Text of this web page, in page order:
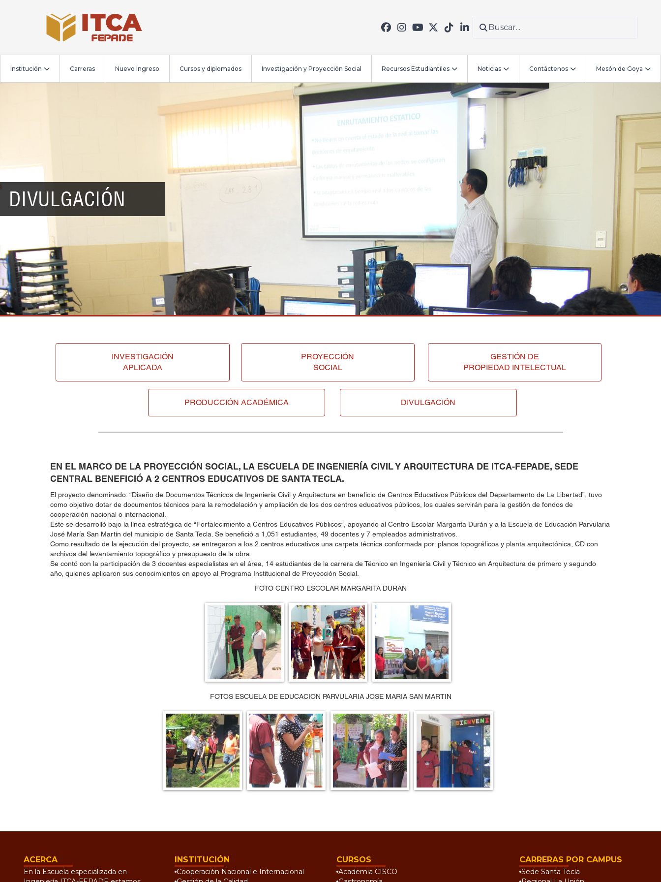
Institución Carreras Nuevo Ingreso Cursos y diplomados Investigación y Proyección Social Recursos Estudiantiles Noticias Contáctenos Mesón de Goya
DIVULGACIÓN
INVESTIGACIÓN
APLICADA
PROYECCIÓN
SOCIAL
GESTIÓN DE
PROPIEDAD INTELECTUAL
PRODUCCIÓN ACADÉMICA DIVULGACIÓN
EN EL MARCO DE LA PROYECCIÓN SOCIAL, LA ESCUELA DE INGENIERÍA CIVIL Y ARQUITECTURA DE ITCA-FEPADE, SEDE
CENTRAL BENEFICIÓ A 2 CENTROS EDUCATIVOS DE SANTA TECLA.
El proyecto denominado: “Diseño de Documentos Técnicos de Ingeniería Civil y Arquitectura en beneficio de Centros Educativos Públicos del Departamento de La Libertad”, tuvo
como objetivo dotar de documentos técnicos para la remodelación y ampliación de los dos centros educativos públicos, los cuales servirán para la gestión de fondos de
cooperación nacional o internacional.
Este se desarrolló bajo la línea estratégica de “Fortalecimiento a Centros Educativos Públicos”, apoyando al Centro Escolar Margarita Durán y a la Escuela de Educación Parvularia
José María San Martín del municipio de Santa Tecla. Se benefició a 1,051 estudiantes, 49 docentes y 7 empleados administrativos.
Como resultado de la ejecución del proyecto, se entregaron a los 2 centros educativos una carpeta técnica conformada por: planos topográficos y planta arquitectónica, CD con
archivos del levantamiento topográfico y presupuesto de la obra.
Se contó con la participación de 3 docentes especialistas en el área, 14 estudiantes de la carrera de Técnico en Ingeniería Civil y Técnico en Arquitectura de primero y segundo
año, quienes aplicaron sus conocimientos en apoyo al Programa Institucional de Proyección Social.
FOTO CENTRO ESCOLAR MARGARITA DURAN
FOTOS ESCUELA DE EDUCACION PARVULARIA JOSE MARIA SAN MARTIN
ACERCA
En la Escuela especializada en
INSTITUCIÓN
Cooperación Nacional e Internacional
CURSOS
Academia CISCO
CARRERAS POR CAMPUS
Sede Santa Tecla